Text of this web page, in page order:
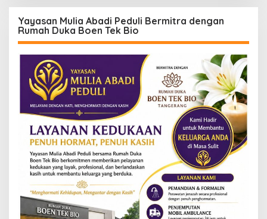
Yayasan Mulia Abadi Peduli Bermitra dengan
Rumah Duka Boen Tek Bio